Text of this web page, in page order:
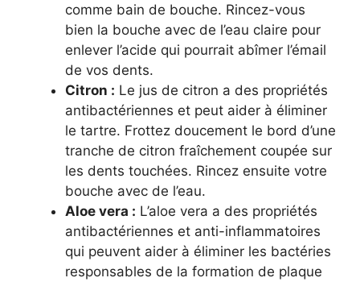
comme bain de bouche. Rincez-vous
bien la bouche avec de l’eau claire pour
enlever l’acide qui pourrait abîmer l’émail
de vos dents.
Citron : Le jus de citron a des propriétés
antibactériennes et peut aider à éliminer
le tartre. Frottez doucement le bord d’une
tranche de citron fraîchement coupée sur
les dents touchées. Rincez ensuite votre
bouche avec de l’eau.
Aloe vera : L’aloe vera a des propriétés
antibactériennes et anti-inflammatoires
qui peuvent aider à éliminer les bactéries
responsables de la formation de plaque